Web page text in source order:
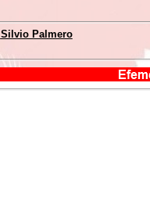
Silvio Palmero